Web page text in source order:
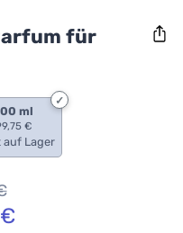
für
ml
€
auf Lager
€